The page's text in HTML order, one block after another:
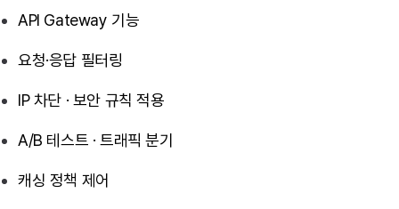
API Gateway 기능
요청·응답 필터링
IP 차단 · 보안 규칙 적용
A/B 테스트 · 트래픽 분기
캐싱 정책 제어